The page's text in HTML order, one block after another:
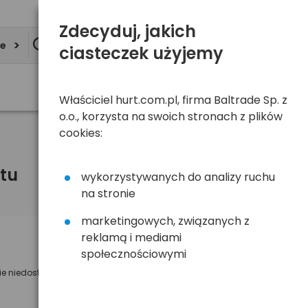
niedostępny
Powiadom mnie o dostępności
Zdecyduj, jakich
ciasteczek użyjemy
Właściciel hurt.com.pl, firma Baltrade Sp. z
o.o., korzysta na swoich stronach z plików
cookies:
wykorzystywanych do analizy ruchu
na stronie
marketingowych, związanych z
reklamą i mediami
społecznościowymi